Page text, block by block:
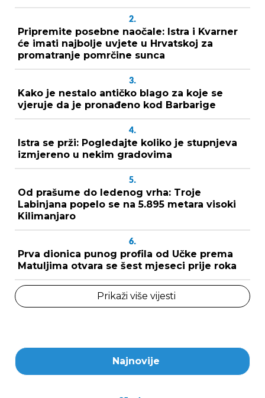
2.
Pripremite posebne naočale: Istra i Kvarner
će imati najbolje uvjete u Hrvatskoj za
promatranje pomrčine sunca
3.
Kako je nestalo antičko blago za koje se
vjeruje da je pronađeno kod Barbarige
4.
Istra se prži: Pogledajte koliko je stupnjeva
izmjereno u nekim gradovima
5.
Od prašume do ledenog vrha: Troje
Labinjana popelo se na 5.895 metara visoki
Kilimanjaro
6.
Prva dionica punog profila od Učke prema
Matuljima otvara se šest mjeseci prije roka
Prikaži više vijesti
Najnovije